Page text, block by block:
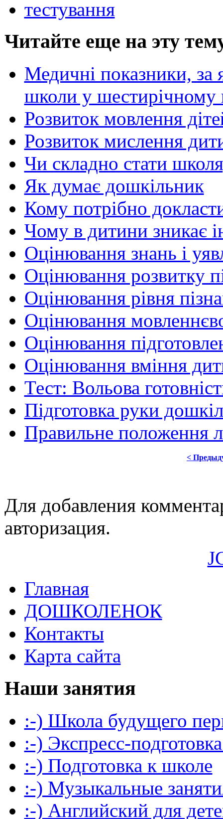
тестування
Читайте еще на эту
Медичні показники, за
школи у шестирічному
Розвиток мовлення
Розвиток мислення
Чи складно стати
Як думає дошкільник
Кому потрібно
Чому в дитини зникає
Оцінювання знань і
Оцінювання розвитку
Оцінювання рівня
Оцінювання
Оцінювання
Оцінювання вміння
Тест: Вольова
Підготовка руки
Правильне положення
<
Для добавления
авторизация.
Главная
ДОШКОЛЕНОК
Контакты
Карта сайта
Наши занятия
:-) Школа будущего
:-) Экспресс-
:-) Подготовка к школе
:-) Музыкальные
:-) Английский для